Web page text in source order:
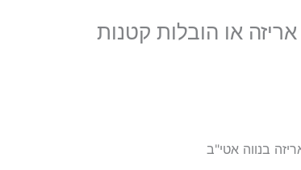
או הובלות קטנות
בנווה אטי"ב